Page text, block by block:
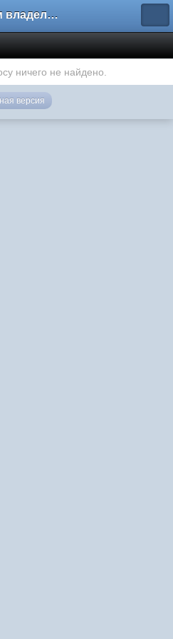
Форум владельцев интернет-магазинов
ничего не найдено.
версия